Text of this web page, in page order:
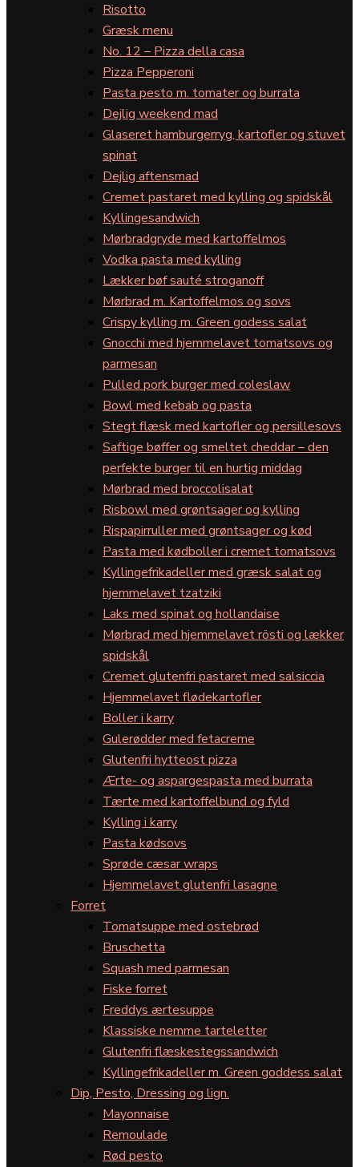
Risotto
Græsk menu
No. 12 – Pizza della casa
Pizza Pepperoni
Pasta pesto m. tomater og burrata
Dejlig weekend mad
Glaseret hamburgerryg, kartofler og stuvet
spinat
Dejlig aftensmad
Cremet pastaret med kylling og spidskål
Kyllingesandwich
Mørbradgryde med kartoffelmos
Vodka pasta med kylling
Lækker bøf sauté stroganoff
Mørbrad m. Kartoffelmos og sovs
Crispy kylling m. Green godess salat
Gnocchi med hjemmelavet tomatsovs og
parmesan
Pulled pork burger med coleslaw
Bowl med kebab og pasta
Stegt flæsk med kartofler og persillesovs
Saftige bøffer og smeltet cheddar – den
perfekte burger til en hurtig middag
Mørbrad med broccolisalat
Risbowl med grøntsager og kylling
Rispapirruller med grøntsager og kød
Pasta med kødboller i cremet tomatsovs
Kyllingefrikadeller med græsk salat og
hjemmelavet tzatziki
Laks med spinat og hollandaise
Mørbrad med hjemmelavet rösti og lækker
spidskål
Cremet glutenfri pastaret med salsiccia
Hjemmelavet flødekartofler
Boller i karry
Gulerødder med fetacreme
Glutenfri hytteost pizza
Ærte- og aspargespasta med burrata
Tærte med kartoffelbund og fyld
Kylling i karry
Pasta kødsovs
Sprøde cæsar wraps
Hjemmelavet glutenfri lasagne
Forret
Tomatsuppe med ostebrød
Bruschetta
Squash med parmesan
Fiske forret
Freddys ærtesuppe
Klassiske nemme tarteletter
Glutenfri flæskestegssandwich
Kyllingefrikadeller m. Green goddess salat
Dip, Pesto, Dressing og lign.
Mayonnaise
Remoulade
Rød pesto